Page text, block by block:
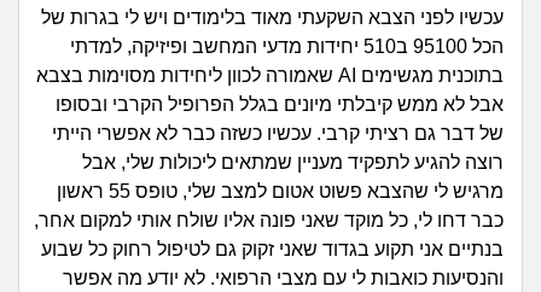
מתחם הטיפים
מדורים
זוגיות
היריון ולידה
הורות ומשפחה
חיפוש שאלות
הרשמה | התחברות
עכשיו לפני הצבא השקעתי מאוד בלימודים ויש לי בגרות של
הכל 95100 ב510 יחידות מדעי המחשב ופיזיקה, למדתי
בתוכנית מגשימים AI שאמורה לכוון ליחידות מסוימות בצבא
אבל לא ממש קיבלתי מיונים בגלל הפרופיל הקרבי ובסופו
של דבר גם רציתי קרבי. עכשיו כשזה כבר לא אפשרי הייתי
רוצה להגיע לתפקיד מעניין שמתאים ליכולות שלי, אבל
מרגיש לי שהצבא פשוט אטום למצב שלי, טופס 55 ראשון
כבר דחו לי, כל מוקד שאני פונה אליו שולח אותי למקום אחר,
בנתיים אני תקוע בגדוד שאני זקוק גם לטיפול רחוק כל שבוע
והנסיעות כואבות לי עם מצבי הרפואי. לא יודע מה אפשר